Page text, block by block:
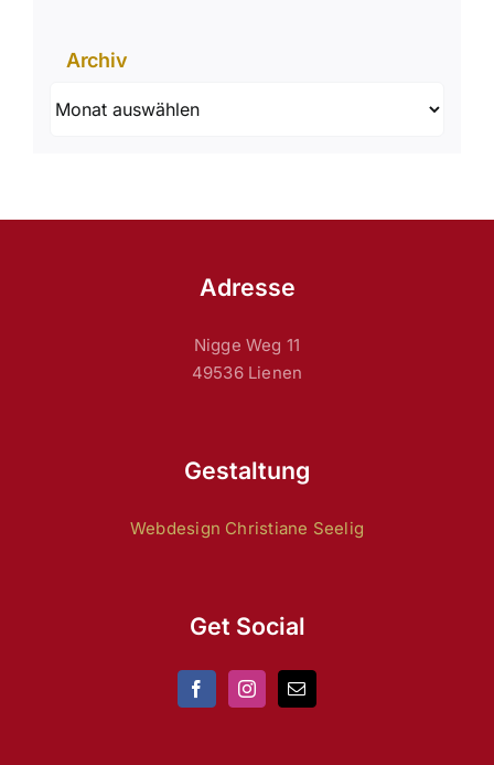
Archiv
Adresse
Nigge Weg 11
49536 Lienen
Gestaltung
Webdesign Christiane Seelig
Get Social